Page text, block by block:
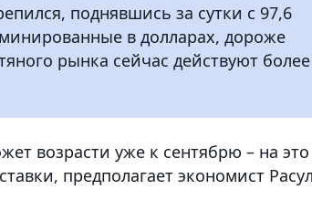
поднявшись за сутки с 97,6
в долларах, дороже
рынка сейчас действуют более
возрасти уже к сентябрю – на это
предполагает экономист